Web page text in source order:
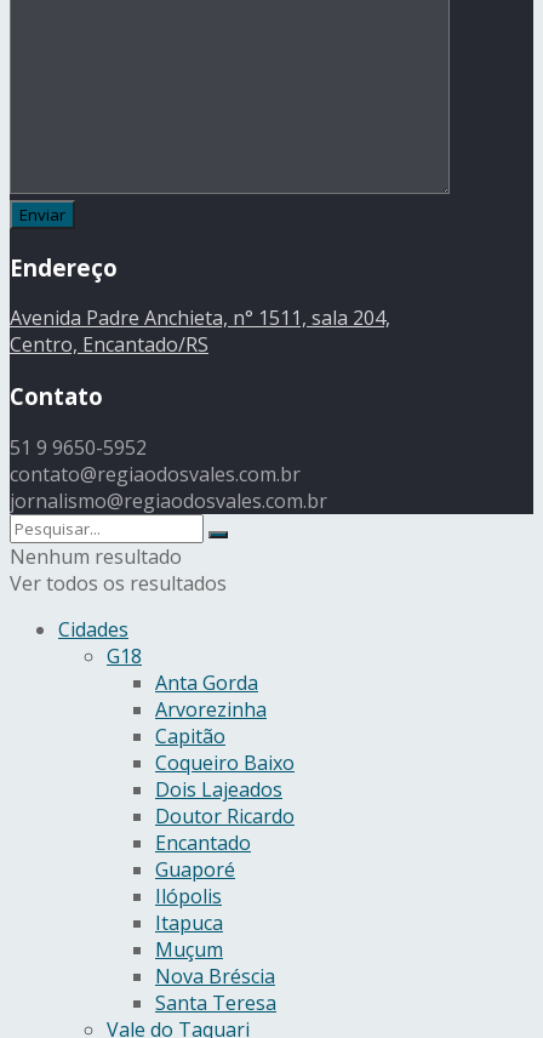
Endereço
Avenida Padre Anchieta, n° 1511, sala 204,
Centro, Encantado/RS
Contato
51 9 9650-5952
contato@regiaodosvales.com.br
jornalismo@regiaodosvales.com.br
Nenhum resultado
Ver todos os resultados
Cidades
G18
Anta Gorda
Arvorezinha
Capitão
Coqueiro Baixo
Dois Lajeados
Doutor Ricardo
Encantado
Guaporé
Ilópolis
Itapuca
Muçum
Nova Bréscia
Santa Teresa
Vale do Taquari